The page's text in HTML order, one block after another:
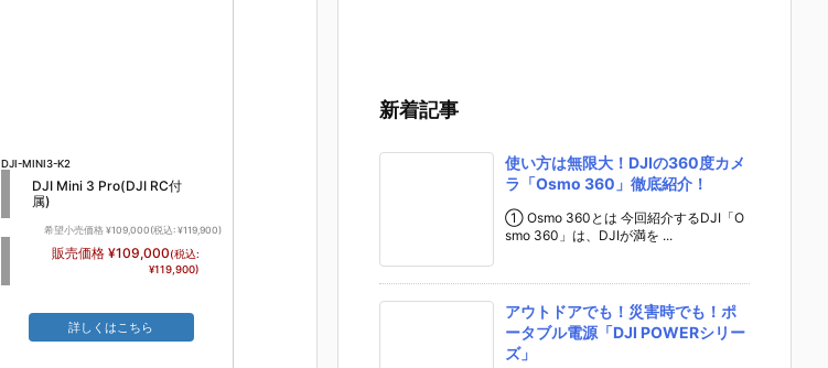
DJI-MINI3-K2
DJI Mini 3 Pro(DJI RC付
属)
希望小売価格 ¥109,000(税込: ¥119,900)
販売価格 ¥109,000(税込:
¥119,900)
詳しくはこちら
C
新着記事
使い方は無限大！DJIの360度カメ
ラ「Osmo 360」徹底紹介！
① Osmo 360とは 今回紹介するDJI「O
smo 360」は、DJIが満を ...
アウトドアでも！災害時でも！ポ
ータブル電源「DJI POWERシリー
ズ」